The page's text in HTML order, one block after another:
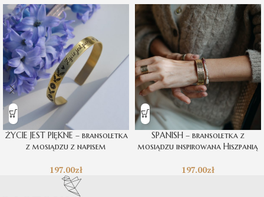
ŻYCIE JEST PIĘKNE – bransoletka
z mosiądzu z napisem
197.00zł
SPANISH – bransoletka z
mosiądzu inspirowana Hiszpanią
197.00zł